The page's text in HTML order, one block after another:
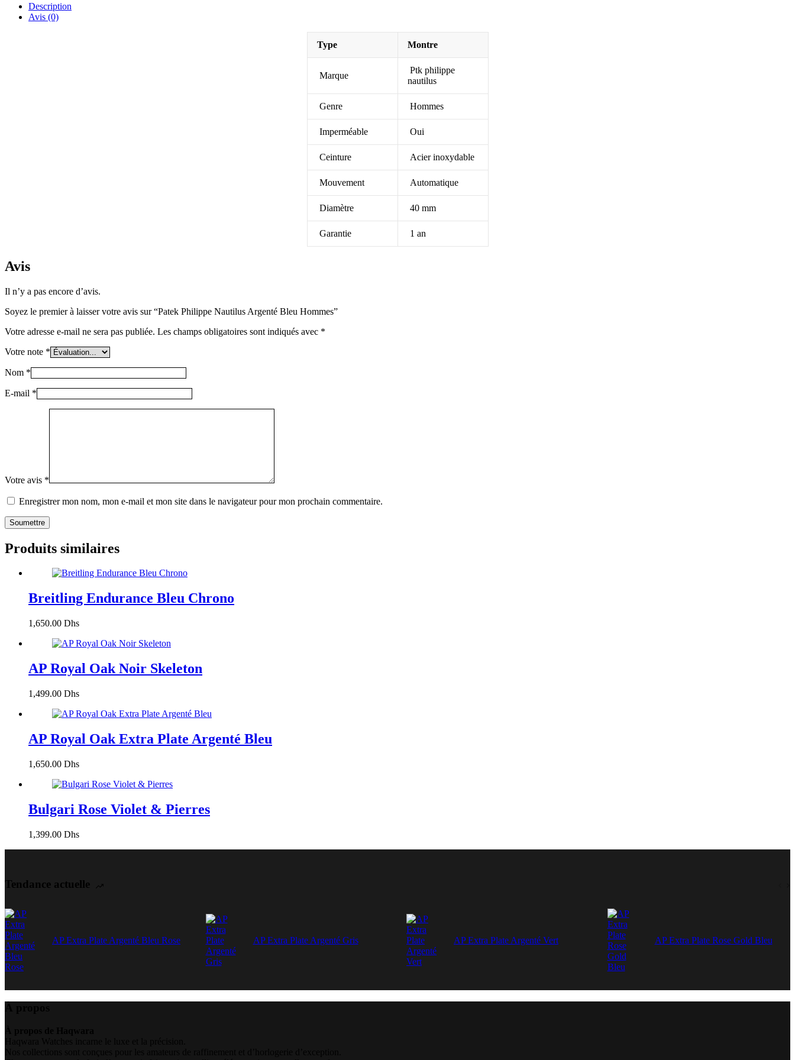
Description
Avis (0)
Type Montre
Marque
Ptk philippe
nautilus
Genre Hommes
Imperméable Oui
Ceinture Acier inoxydable
Mouvement Automatique
Diamètre 40 mm
Garantie 1 an
Avis
Il n’y a pas encore d’avis.
Soyez le premier à laisser votre avis sur “Patek Philippe Nautilus Argenté Bleu Hommes”
Votre adresse e-mail ne sera pas publiée. Les champs obligatoires sont indiqués avec *
Votre note *
Nom *
E-mail *
Votre avis *
Enregistrer mon nom, mon e-mail et mon site dans le navigateur pour mon prochain commentaire.
Soumettre
Produits similaires
Breitling Endurance Bleu Chrono
1,650.00 Dhs
AP Royal Oak Noir Skeleton
1,499.00 Dhs
AP Royal Oak Extra Plate Argenté Bleu
1,650.00 Dhs
Bulgari Rose Violet & Pierres
1,399.00 Dhs
Tendance actuelle
AP Extra Plate Argenté Bleu Rose AP Extra Plate Argenté Gris AP Extra Plate Argenté Vert AP Extra Plate Rose Gold Bleu